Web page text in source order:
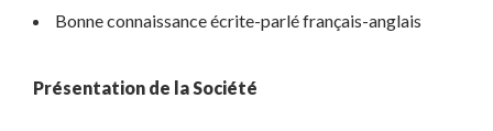
Bonne connaissance écrite-parlé français-anglais
Présentation de la Société